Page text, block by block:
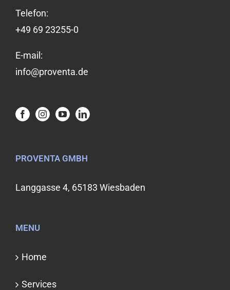
Telefon:
+49 69 23255-0
E-mail:
info@proventa.de
PROVENTA GMBH
Langgasse 4, 65183 Wiesbaden
MENU
Home
Services